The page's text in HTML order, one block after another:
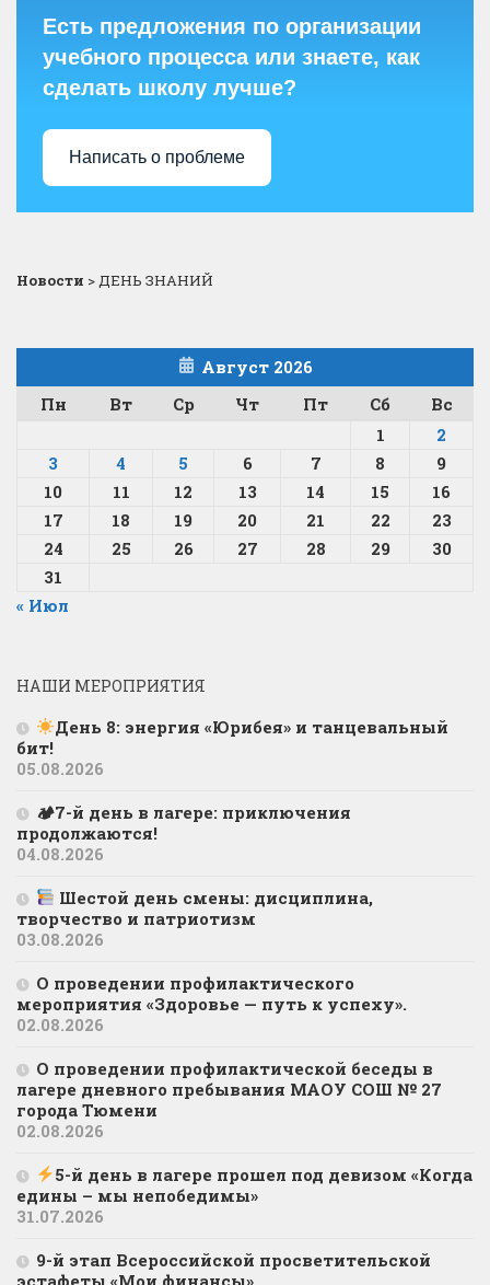
Есть предложения по организации
учебного процесса или знаете, как
сделать школу лучше?
Написать о проблеме
Новости >ДЕНЬ ЗНАНИЙ
Август 2026
Пн
Вт Ср Чт Пт Сб
Вс
1
2
3
4 5 6 7 8
9
10
11 12 13 14 15
16
17
18 19 20 21 22
23
24
25 26 27 28 29
30
31
« Июл
НАШИ МЕРОПРИЯТИЯ
День 8: энергия «Юрибея» и танцевальный
бит!
05.08.2026
🏕7-й день в лагере: приключения
продолжаются!
04.08.2026
Шестой день смены: дисциплина,
творчество и патриотизм
03.08.2026
О проведении профилактического
мероприятия «Здоровье — путь к успеху».
02.08.2026
О проведении профилактической беседы в
лагере дневного пребывания МАОУ СОШ № 27
города Тюмени
02.08.2026
5-й день в лагере прошел под девизом «Когда
едины – мы непобедимы»
31.07.2026
9-й этап Всероссийской просветительской
эстафеты «Мои финансы»